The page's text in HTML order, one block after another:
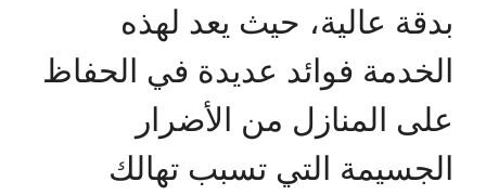
بدقة عالية، حيث يعد لهذه
الخدمة فوائد عديدة في الحفاظ
على المنازل من الأضرار
الجسيمة التي تسبب تهالك